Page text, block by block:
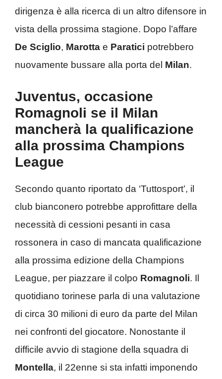
dirigenza è alla ricerca di un altro difensore in
vista della prossima stagione. Dopo l’affare
De Sciglio, Marotta e Paratici potrebbero
nuovamente bussare alla porta del Milan.
Juventus, occasione
Romagnoli se il Milan
mancherà la qualificazione
alla prossima Champions
League
Secondo quanto riportato da ‘Tuttosport’, il
club bianconero potrebbe approfittare della
necessità di cessioni pesanti in casa
rossonera in caso di mancata qualificazione
alla prossima edizione della Champions
League, per piazzare il colpo Romagnoli. Il
quotidiano torinese parla di una valutazione
di circa 30 milioni di euro da parte del Milan
nei confronti del giocatore. Nonostante il
difficile avvio di stagione della squadra di
Montella, il 22enne si sta infatti imponendo